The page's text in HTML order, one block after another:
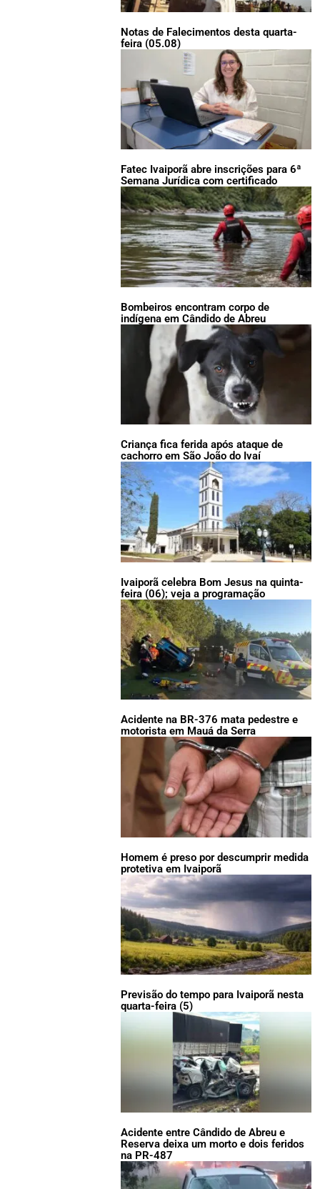
Notas de Falecimentos desta quarta-
feira (05.08)
Fatec Ivaiporã abre inscrições para 6ª
Semana Jurídica com certificado
Bombeiros encontram corpo de
indígena em Cândido de Abreu
Criança fica ferida após ataque de
cachorro em São João do Ivaí
Ivaiporã celebra Bom Jesus na quinta-
feira (06); veja a programação
Acidente na BR-376 mata pedestre e
motorista em Mauá da Serra
Homem é preso por descumprir medida
protetiva em Ivaiporã
Previsão do tempo para Ivaiporã nesta
quarta-feira (5)
Acidente entre Cândido de Abreu e
Reserva deixa um morto e dois feridos
na PR-487